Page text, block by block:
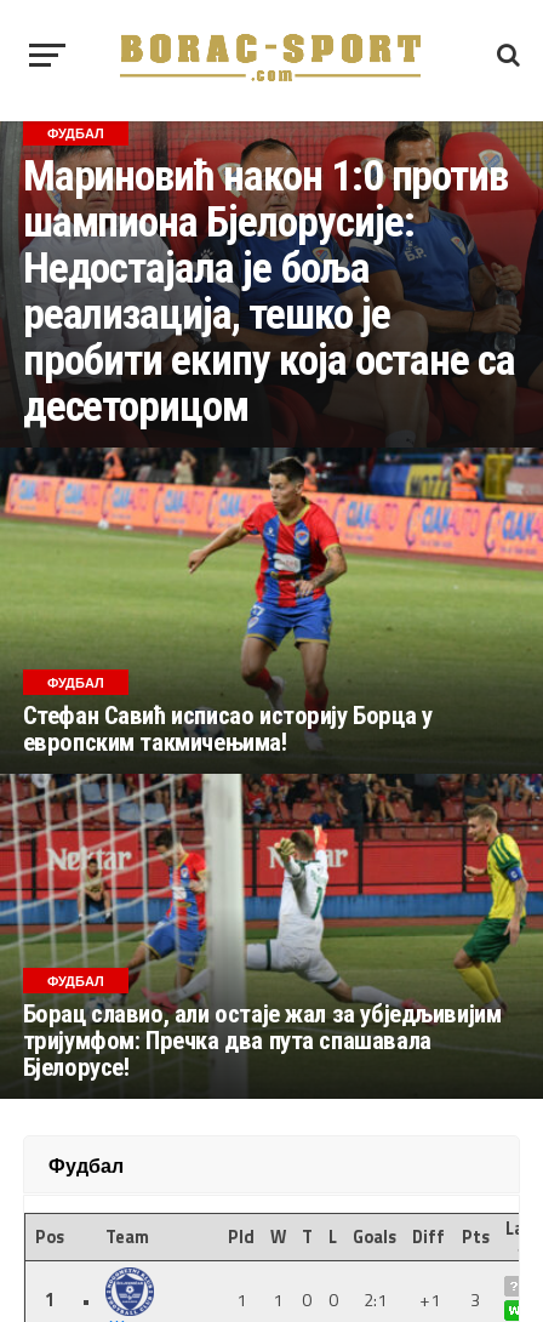
ФУДБАЛ
Мариновић након 1:0 против
шампиона Бјелорусије:
Недостајала је боља
реализација, тешко је
пробити екипу која остане са
десеторицом
ФУДБАЛ
Стефан Савић исписао историју Борца у
европским такмичењима!
ФУДБАЛ
Борац славио, али остаје жал за убједљивијим
тријумфом: Пречка два пута спашавала
Бјелорусе!
Фудбал